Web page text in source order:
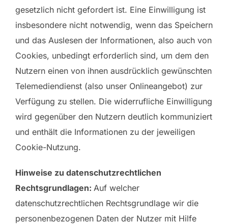
gesetzlich nicht gefordert ist. Eine Einwilligung ist
insbesondere nicht notwendig, wenn das Speichern
und das Auslesen der Informationen, also auch von
Cookies, unbedingt erforderlich sind, um dem den
Nutzern einen von ihnen ausdrücklich gewünschten
Telemediendienst (also unser Onlineangebot) zur
Verfügung zu stellen. Die widerrufliche Einwilligung
wird gegenüber den Nutzern deutlich kommuniziert
und enthält die Informationen zu der jeweiligen
Cookie-Nutzung.
Hinweise zu datenschutzrechtlichen
Rechtsgrundlagen: Auf welcher
datenschutzrechtlichen Rechtsgrundlage wir die
personenbezogenen Daten der Nutzer mit Hilfe